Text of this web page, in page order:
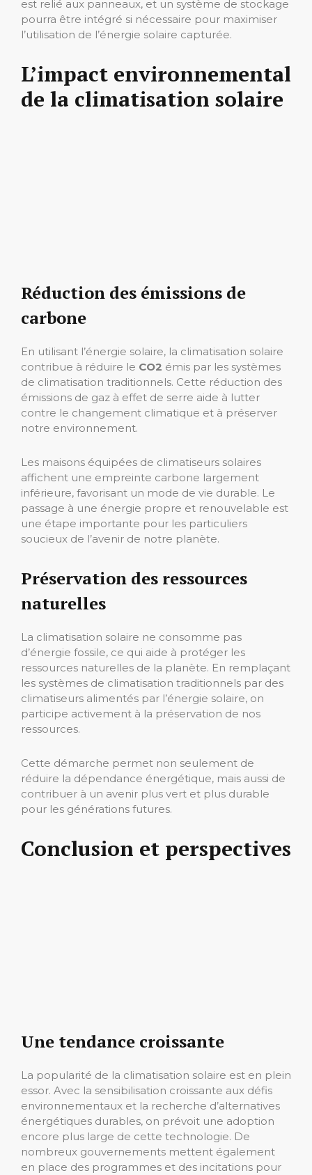
est relié aux panneaux, et un système de stockage
pourra être intégré si nécessaire pour maximiser
l’utilisation de l’énergie solaire capturée.
L’impact environnemental
de la climatisation solaire
Réduction des émissions de
carbone
En utilisant l’énergie solaire, la climatisation solaire
contribue à réduire le CO2 émis par les systèmes
de climatisation traditionnels. Cette réduction des
émissions de gaz à effet de serre aide à lutter
contre le changement climatique et à préserver
notre environnement.
Les maisons équipées de climatiseurs solaires
affichent une empreinte carbone largement
inférieure, favorisant un mode de vie durable. Le
passage à une énergie propre et renouvelable est
une étape importante pour les particuliers
soucieux de l’avenir de notre planète.
Préservation des ressources
naturelles
La climatisation solaire ne consomme pas
d’énergie fossile, ce qui aide à protéger les
ressources naturelles de la planète. En remplaçant
les systèmes de climatisation traditionnels par des
climatiseurs alimentés par l’énergie solaire, on
participe activement à la préservation de nos
ressources.
Cette démarche permet non seulement de
réduire la dépendance énergétique, mais aussi de
contribuer à un avenir plus vert et plus durable
pour les générations futures.
Conclusion et perspectives
Une tendance croissante
La popularité de la climatisation solaire est en plein
essor. Avec la sensibilisation croissante aux défis
environnementaux et la recherche d’alternatives
énergétiques durables, on prévoit une adoption
encore plus large de cette technologie. De
nombreux gouvernements mettent également
en place des programmes et des incitations pour